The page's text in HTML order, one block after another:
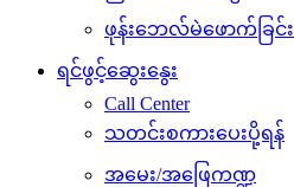
ဖုန်းဘေလ်မဲဖောက်ခြင်း
ရင်ဖွင့်ဆွေးနွေး
Call Center
သတင်းစကားပေးပို့ရန်
အမေး/အဖြေကဏ္ဍ